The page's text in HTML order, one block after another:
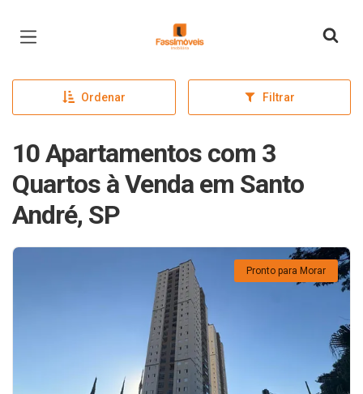
Página inicial
Ordenar Filtrar
10 Apartamentos com 3
Quartos à Venda em Santo
André, SP
Pronto para Morar